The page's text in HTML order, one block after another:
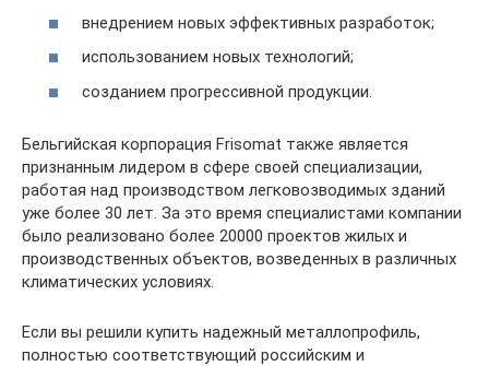
внедрением новых эффективных разработок;
использованием новых технологий;
созданием прогрессивной продукции.
Бельгийская корпорация Frisomat также является
признанным лидером в сфере своей специализации,
работая над производством легковозводимых зданий
уже более 30 лет. За это время специалистами компании
было реализовано более 20000 проектов жилых и
производственных объектов, возведенных в различных
климатических условиях.
Если вы решили купить надежный металлопрофиль,
полностью соответствующий российским и